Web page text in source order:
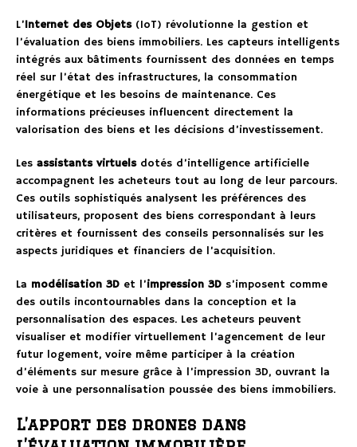
L’Internet des Objets(IoT) révolutionne la gestion et
l’évaluation des biens immobiliers. Les capteurs intelligents
intégrés aux bâtiments fournissent des données en temps
réel sur l’état des infrastructures, la consommation
énergétique et les besoins de maintenance. Ces
informations précieuses influencent directement la
valorisation des biens et les décisions d’investissement.
Les assistants virtuelsdotés d’intelligence artificielle
accompagnent les acheteurs tout au long de leur parcours.
Ces outils sophistiqués analysent les préférences des
utilisateurs, proposent des biens correspondant à leurs
critères et fournissent des conseils personnalisés sur les
aspects juridiques et financiers de l’acquisition.
La modélisation 3D et l’impression 3D s’imposent comme
des outils incontournables dans la conception et la
personnalisation des espaces. Les acheteurs peuvent
visualiser et modifier virtuellement l’agencement de leur
futur logement, voire même participer à la création
d’éléments sur mesure grâce à l’impression 3D, ouvrant la
voie à une personnalisation poussée des biens immobiliers.
L’apport des drones dans